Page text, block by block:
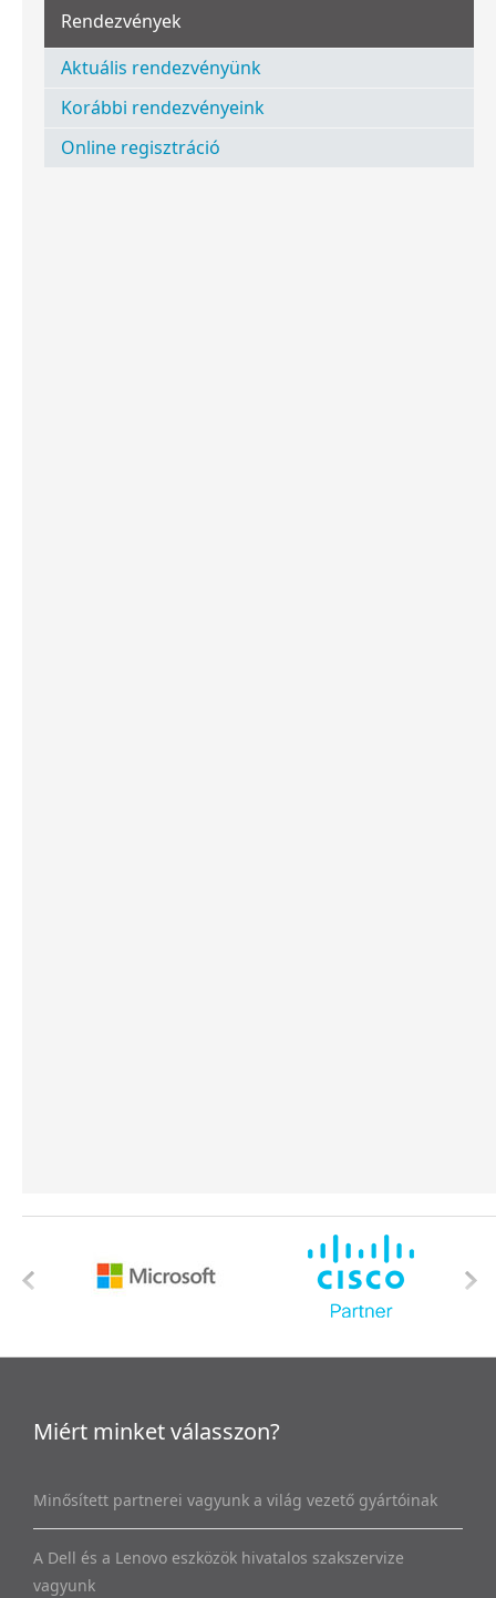
Rendezvények
Aktuális rendezvényünk
Korábbi rendezvényeink
Online regisztráció
Miért minket válasszon?
Minősített partnerei vagyunk a világ vezető gyártóinak
A Dell és a Lenovo eszközök hivatalos szakszervize
vagyunk